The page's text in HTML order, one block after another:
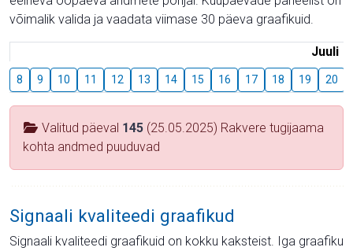
võimalik valida ja vaadata viimase 30 päeva graafikuid.
Juuli
8 9 10 11 12 13 14 15 16 17 18 19 20
Valitud päeval 145 (25.05.2025) Rakvere tugijaama
kohta andmed puuduvad
Signaali kvaliteedi graafikud
Signaali kvaliteedi graafikuid on kokku kaksteist. Iga graafiku